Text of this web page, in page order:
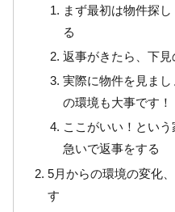
まず最初は物件探
る
返事がきたら、下見
実際に物件を見ま
の環境も大事です！
ここがいい！とい
急いで返事をする
5月からの環境の変化
す